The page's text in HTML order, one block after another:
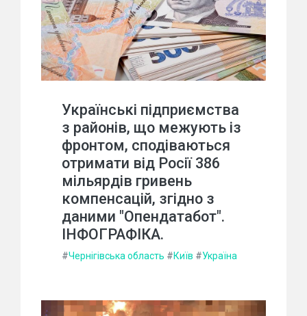
Українські підприємства
з районів, що межують із
фронтом, сподіваються
отримати від Росії 386
мільярдів гривень
компенсацій, згідно з
даними "Опендатабот".
ІНФОГРАФІКА.
#Чернігівська область #Київ #Україна